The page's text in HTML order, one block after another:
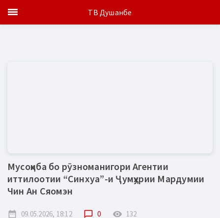
Мусоҳиба бо рӯзноманигори Агентии
иттилоотии “Синхуа”-и Ҷумҳурии Мардумии
Чин Ан Сяомэн
date_range 09.05.2026, 18:12 chat_bubble_outline 0 remove_red_eye 132
ТВ Душанбе